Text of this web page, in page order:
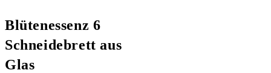
Blütenessenz 6
Schneidebrett aus
Glas